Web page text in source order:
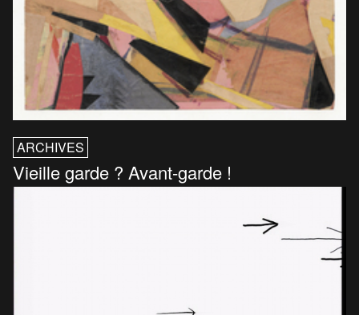
ARCHIVES
Vieille garde ? Avant-garde !